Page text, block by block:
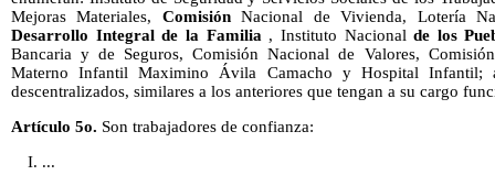
Mejoras Materiales, ComisiónNacional de Vivienda, Lotería
Desarrollo Integral de la Familia, Instituto Nacionalde los
Bancaria y de Seguros, Comisión Nacional de Valores,
Materno Infantil Maximino Ávila Camacho y Hospital Infantil;
descentralizados, similares a los anteriores que tengan a su cargo
Artículo 5o. Son trabajadores de confianza:
I. ...